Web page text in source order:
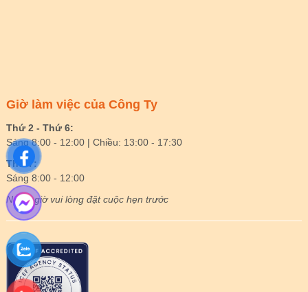
Giờ làm việc của Công Ty
Thứ 2 - Thứ 6:
Sáng 8:00 - 12:00 | Chiều: 13:00 - 17:30
Thứ 7:
Sáng 8:00 - 12:00
Ngoài giờ vui lòng đặt cuộc hẹn trước